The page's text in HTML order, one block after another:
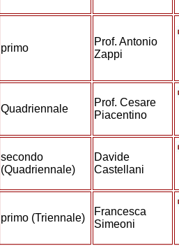
primo
Prof. Antonio
Zappi
Quadriennale
Prof. Cesare
Piacentino
secondo
(Quadriennale)
Davide
Castellani
primo (Triennale)
Francesca
Simeoni